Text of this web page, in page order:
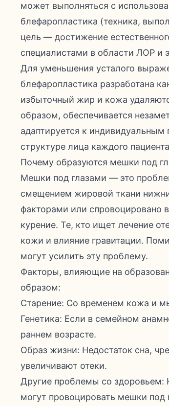
может выполняться с
блефаропластика (техника,
цель — достижение
специалистами в области ЛОР и
Для уменьшения усталого
блефаропластика разработана
избыточный жир и кожа
образом, обеспечивается
адаптируется к
структуре лица каждого
Почему образуются мешки под
Мешки под глазами — это
смещением жировой ткани
факторами или спровоцировано
курение. Те, кто ищет лечение
кожи и влияние гравитации.
могут усилить эту проблему.
Факторы, влияющие на
образом:
Старение: Со временем кожа и
Генетика: Если в семейном
раннем возрасте.
Образ жизни: Недостаток сна,
увеличивают отеки.
Другие проблемы со
могут провоцировать мешки под